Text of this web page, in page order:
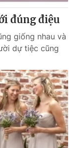
đúng điệu
giống nhau và
dự tiệc cũng